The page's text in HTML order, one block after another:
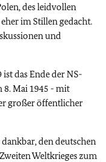
des leidvollen
im Stillen gedacht.
und
ist das Ende der NS-
8. Mai 1945 - mit
großer öffentlicher
den deutschen
Weltkrieges zum